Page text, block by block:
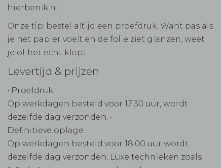
hierbenik.nl.
Onze tip: bestel altijd een proefdruk. Want pas als
je het papier voelt en de folie ziet glanzen, weet
je of het echt klopt.
Levertijd & prijzen
• Proefdruk:
Op werkdagen besteld voor 17:30 uur, wordt
dezelfde dag verzonden. •
Definitieve oplage:
Op werkdagen besteld voor 18:00 uur wordt
dezelfde dag verzonden. Luxe technieken zoals